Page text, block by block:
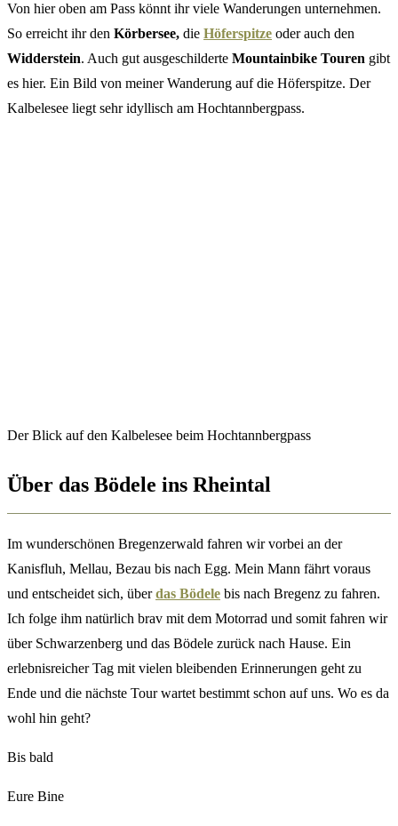
Von hier oben am Pass könnt ihr viele Wanderungen unternehmen.
So erreicht ihr den Körbersee, die Höferspitze oder auch den
Widderstein. Auch gut ausgeschilderte Mountainbike Touren gibt
es hier. Ein Bild von meiner Wanderung auf die Höferspitze. Der
Kalbelesee liegt sehr idyllisch am Hochtannbergpass.
Der Blick auf den Kalbelesee beim Hochtannbergpass
Über das Bödele ins Rheintal
Im wunderschönen Bregenzerwald fahren wir vorbei an der
Kanisfluh, Mellau, Bezau bis nach Egg. Mein Mann fährt voraus
und entscheidet sich, überdas Bödele bis nach Bregenz zu fahren.
Ich folge ihm natürlich brav mit dem Motorrad und somit fahren wir
über Schwarzenberg und das Bödele zurück nach Hause. Ein
erlebnisreicher Tag mit vielen bleibenden Erinnerungen geht zu
Ende und die nächste Tour wartet bestimmt schon auf uns. Wo es da
wohl hin geht?
Bis bald
Eure Bine